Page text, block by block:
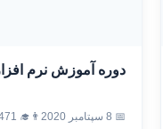
دوره آموزش نرم
📅 8 سپتامبر 2020 👨‍🎓 471+ نفر